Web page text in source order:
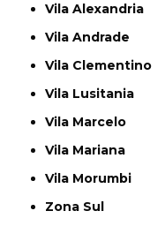
Vila Alexandria
Vila Andrade
Vila Clementino
Vila Lusitania
Vila Marcelo
Vila Mariana
Vila Morumbi
Zona Sul